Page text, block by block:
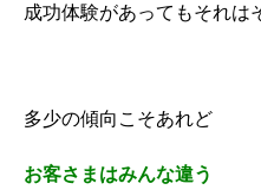
成功体験があってもそれは
多少の傾向こそあれど
お客さまはみんな違う